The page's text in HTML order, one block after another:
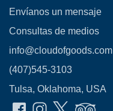
Envíanos un mensaje
Consultas de medios
info@cloudofgoods.com
(407)545-3103
Tulsa, Oklahoma, USA